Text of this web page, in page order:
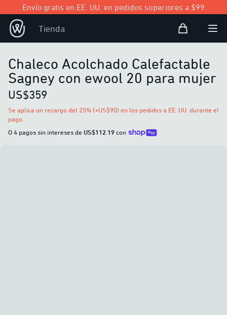
Envío gratis en EE. UU. en pedidos superiores a $99
Tienda Bolsa de
Open
Chaleco Acolchado Calefactable
Sagney con ewool 20 para mujer
US$359
Se aplica un recargo del 25% (+US$90) en los pedidos a EE. UU. durante el
pago.
O 4 pagos sin intereses de US$112.19con